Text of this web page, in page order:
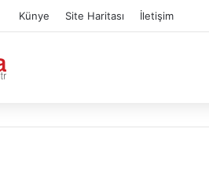
Künye Site Haritası İletişim